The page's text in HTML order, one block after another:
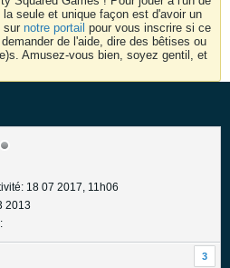
seule et unique façon est d'avoir un
sur notre portail pour vous inscrire si ce
de l'aide, dire des bêtises ou
Amusez-vous bien, soyez gentil, et
18 07 2017, 11h06
2013
3